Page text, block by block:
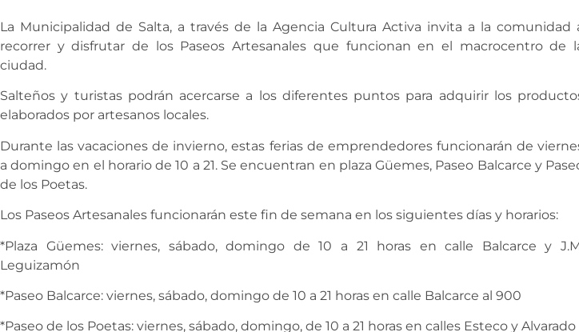
La Municipalidad de Salta, a través de la Agencia Cultura Activa invita a la comunidad
recorrer y disfrutar de los Paseos Artesanales que funcionan en el macrocentro de
ciudad.
Salteños y turistas podrán acercarse a los diferentes puntos para adquirir los
elaborados por artesanos locales.
Durante las vacaciones de invierno, estas ferias de emprendedores funcionarán de
a domingo en el horario de 10 a 21. Se encuentran en plaza Güemes, Paseo Balcarce y
de los Poetas.
Los Paseos Artesanales funcionarán este fin de semana en los siguientes días y horarios:
*Plaza Güemes: viernes, sábado, domingo de 10 a 21 horas en calle Balcarce y
Leguizamón
*Paseo Balcarce: viernes, sábado, domingo de 10 a 21 horas en calle Balcarce al 900
*Paseo de los Poetas: viernes, sábado, domingo, de 10 a 21 horas en calles Esteco y Alvarado